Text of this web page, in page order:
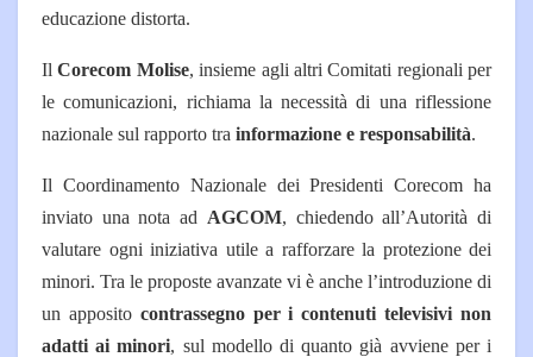
educazione distorta.
IlCorecom Molise, insieme agli altri Comitati regionali per
le comunicazioni, richiama la necessità di una riflessione
nazionale sul rapporto tra informazione e responsabilità.
Il Coordinamento Nazionale dei Presidenti Corecom ha
inviato una nota ad AGCOM, chiedendo all’Autorità di
valutare ogni iniziativa utile a rafforzare la protezione dei
minori. Tra le proposte avanzate vi è anche l’introduzione di
un apposito contrassegno per i contenuti televisivi non
adatti ai minori, sul modello di quanto già avviene per i